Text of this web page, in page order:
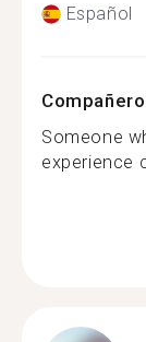
Español
Someone
experience